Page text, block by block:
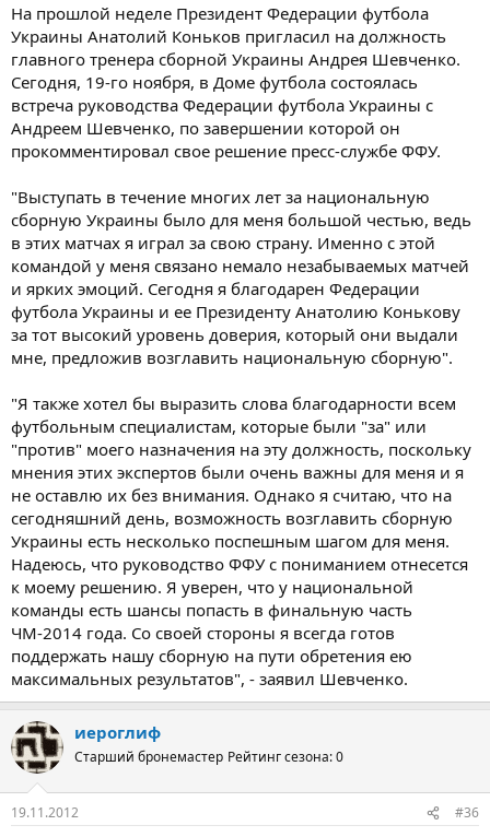
На прошлой неделе Президент Федерации футбола
Украины Анатолий Коньков пригласил на должность
главного тренера сборной Украины Андрея Шевченко.
Сегодня, 19-го ноября, в Доме футбола состоялась
встреча руководства Федерации футбола Украины с
Андреем Шевченко, по завершении которой он
прокомментировал свое решение пресс-службе ФФУ.
"Выступать в течение многих лет за национальную
сборную Украины было для меня большой честью, ведь
в этих матчах я играл за свою страну. Именно с этой
командой у меня связано немало незабываемых матчей
и ярких эмоций. Сегодня я благодарен Федерации
футбола Украины и ее Президенту Анатолию Конькову
за тот высокий уровень доверия, который они выдали
мне, предложив возглавить национальную сборную".
"Я также хотел бы выразить слова благодарности всем
футбольным специалистам, которые были "за" или
"против" моего назначения на эту должность, поскольку
мнения этих экспертов были очень важны для меня и я
не оставлю их без внимания. Однако я считаю, что на
сегодняшний день, возможность возглавить сборную
Украины есть несколько поспешным шагом для меня.
Надеюсь, что руководство ФФУ с пониманием отнесется
к моему решению. Я уверен, что у национальной
команды есть шансы попасть в финальную часть
ЧМ-2014 года. Со своей стороны я всегда готов
поддержать нашу сборную на пути обретения ею
максимальных результатов", - заявил Шевченко.
иероглиф
Старший бронемастер Рейтинг сезона: 0
19.11.2012 #36